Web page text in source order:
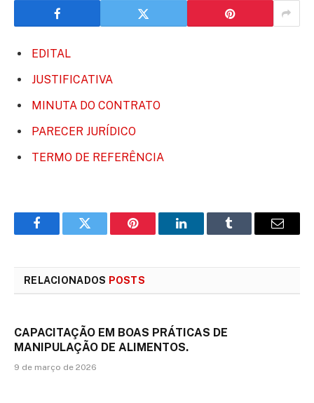
EDITAL
JUSTIFICATIVA
MINUTA DO CONTRATO
PARECER JURÍDICO
TERMO DE REFERÊNCIA
FacebookTwitter Pinterest LinkedInTumblr
E-
RELACIONADOS POSTS
CAPACITAÇÃO EM BOAS PRÁTICAS DE
MANIPULAÇÃO DE ALIMENTOS.
9 de março de 2026